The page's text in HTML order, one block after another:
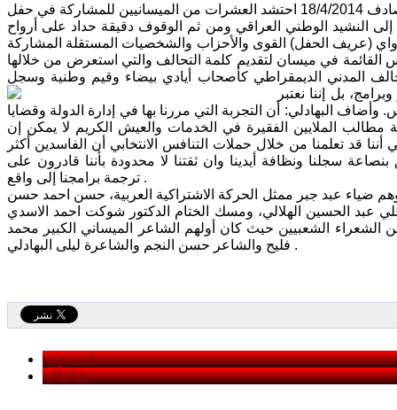
على حدائق كازينو كل العراق وفي تمام الساعة الخامسة من مساء يوم الجمعة المصادف 18/4/2014 احتشد العشرات من الميسانيين للمشاركة في حفل
في ميسان (232). ابتدأ الحفل بالاستماع إلى النشيد الوطني العراقي ومن ثم الوقوف دقيقة حداد على أرواح
(عريف الحفل) القوى والأحزاب والشخصيات المستقلة المشاركة
في ميسان لتقديم كلمة التحالف والتي استعرض من خلالها
المدني الديمقراطي كأصحاب أيادي بيضاء وقيم وطنية وسجل
بل إننا نعتبر
البهادلي: أن التجربة التي مررنا بها في إدارة الدولة وقضايا
مطالب الملايين الفقيرة في الخدمات والعيش الكريم لا يمكن إن
قد تعلمنا من خلال حملات التنافس الانتخابي أن الفاسدين أكثر
سجلنا ونظافة أيدينا وان ثقتنا لا محدودة بأننا قادرون على
ترجمة برامجنا إلى واقع .
ضياء عبد جبر ممثل الحركة الاشتراكية العربية، حسن احمد حسن
علي عبد الحسين الهلالي، ومسك الختام الدكتور شوكت احمد الاسدي
الشعبيين حيث كان أولهم الشاعر الميساني الكبير محمد
فليح والشاعر حسن النجم والشاعرة ليلى البهادلي .
< السابق
التالي >